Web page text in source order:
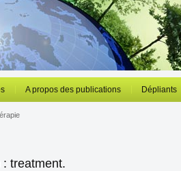
A propos des publications Dépliants
: treatment.